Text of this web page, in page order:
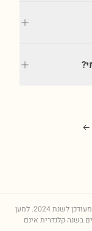
←
לשנת2024. למען
שמות שהופיעו פחות מ-5 פעמים בשנה קלנדרית אינם